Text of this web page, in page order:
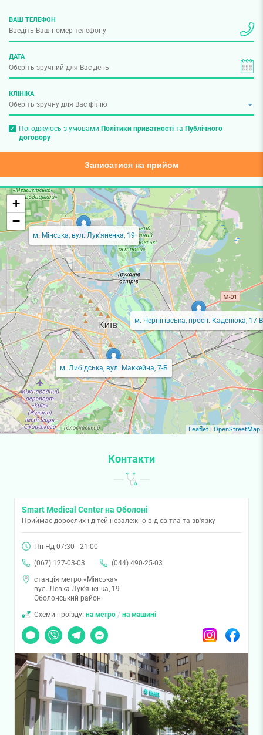
ВАШ ТЕЛЕФОН
ДАТА
КЛІНІКА
Погоджуюсь з умовами Політики приватностіта Публічного
договору
Записатися на прийом
м. Мінська, вул. Лук'яненка, 19
м. Либідська, вул. Маккейна, 7-Б
м. Чернігівська, просп. Каденюка, 17-В
+
−
Leaflet| OpenStreetMap
Контакти
Smart Medical Center на Оболоні
Приймає дорослих і дітей незалежно від світла та зв'язку
Пн-Нд 07:30 - 21:00
(067) 127-03-03
(044) 490-25-03
станція метро «Мінська»
вул. Левка Лук'яненка, 19
Оболонський район
Схеми проїзду: на метро / на машині
Чат
Viber TelegramMessenger InstagramFacebook